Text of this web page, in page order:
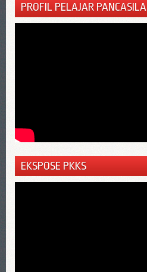
PROFIL PELAJAR PANCASILA
EKSPOSE PKKS